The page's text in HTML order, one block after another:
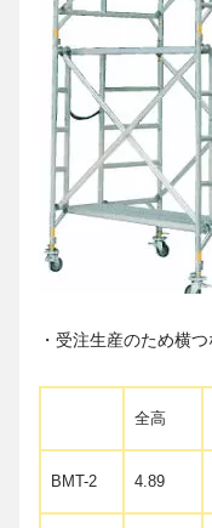
・受注生産のため横
全高
BMT-2 4.89